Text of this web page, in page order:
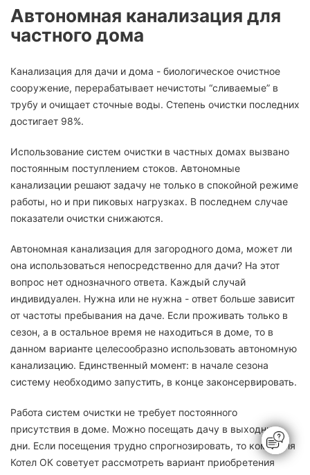
Автономная канализация для
частного дома
Канализация для дачи и дома - биологическое очистное
сооружение, перерабатывает нечистоты “сливаемые” в
трубу и очищает сточные воды. Степень очистки последних
достигает 98%.
Использование систем очистки в частных домах вызвано
постоянным поступлением стоков. Автономные
канализации решают задачу не только в спокойной режиме
работы, но и при пиковых нагрузках. В последнем случае
показатели очистки снижаются.
Автономная канализация для загородного дома, может ли
она использоваться непосредственно для дачи? На этот
вопрос нет однозначного ответа. Каждый случай
индивидуален. Нужна или не нужна - ответ больше зависит
от частоты пребывания на даче. Если проживать только в
сезон, а в остальное время не находиться в доме, то в
данном варианте целесообразно использовать автономную
канализацию. Единственный момент: в начале сезона
систему необходимо запустить, в конце законсервировать.
Работа систем очистки не требует постоянного
присутствия в доме. Можно посещать дачу в выходные
дни. Если посещения трудно спрогнозировать, то компания
Котел ОК советует рассмотреть вариант приобретения